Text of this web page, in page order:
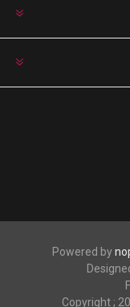
Powered by
Copyright ;